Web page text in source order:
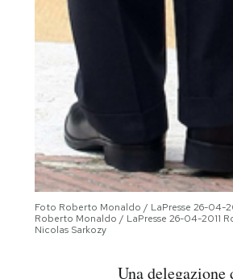
Foto Roberto Monaldo / LaPresse 26-04-
Roberto Monaldo / LaPresse 26-04-2011
Nicolas Sarkozy
Una